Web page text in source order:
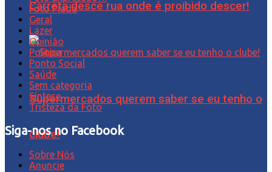
Carreta desce rua onde é proibido descer!
Supermercados querem saber se eu tenho o
clube!
Foto Piada
Geral
Lazer
Opinião
Política
Ponto Social
Saúde
Sem categoria
Síntese
Tristeza da Foto
Siga-nos no Facebook
Sobre Nós
Anuncie